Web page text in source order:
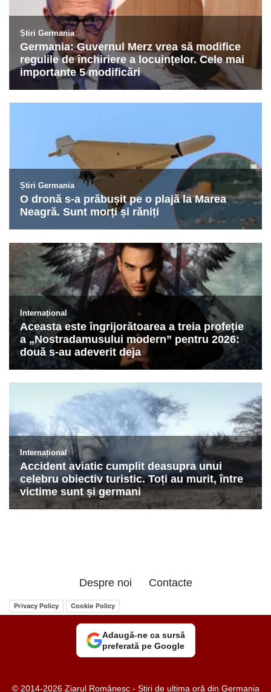
Despre noi Contacte
Privacy Policy Cookie Policy
Adaugă-ne ca sursă
preferată pe Google
© 2014-2026 Ziarul Românesc - Știri de ultima oră din Germania